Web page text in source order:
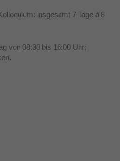
insgesamt 7 Tage à 8
von 08:30 bis 16:00 Uhr;